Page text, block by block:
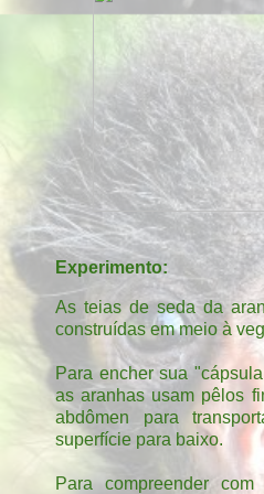
Experimento:
As teias de seda da
construídas em meio à
Para encher sua
as aranhas usam pêlos
abdômen para
superfície para baixo.
Para compreender